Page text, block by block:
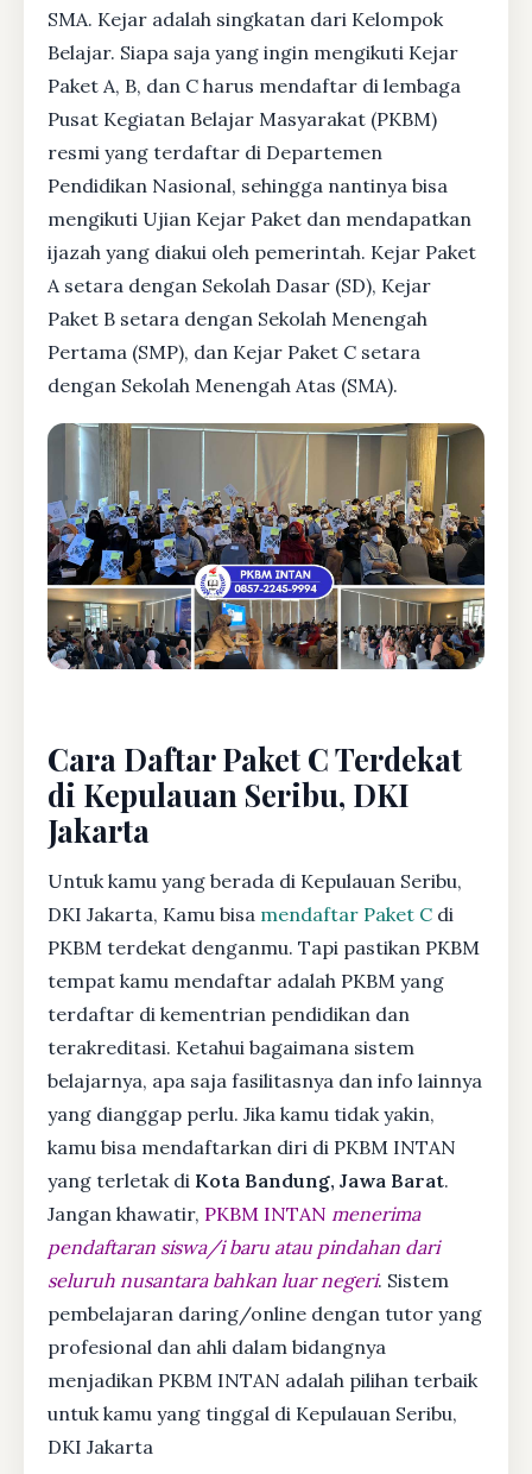
SMA. Kejar adalah singkatan dari Kelompok
Belajar. Siapa saja yang ingin mengikuti Kejar
Paket A, B, dan C harus mendaftar di lembaga
Pusat Kegiatan Belajar Masyarakat (PKBM)
resmi yang terdaftar di Departemen
Pendidikan Nasional, sehingga nantinya bisa
mengikuti Ujian Kejar Paket dan mendapatkan
ijazah yang diakui oleh pemerintah. Kejar Paket
A setara dengan Sekolah Dasar (SD), Kejar
Paket B setara dengan Sekolah Menengah
Pertama (SMP), dan Kejar Paket C setara
dengan Sekolah Menengah Atas (SMA).
Cara Daftar Paket C Terdekat
di Kepulauan Seribu, DKI
Jakarta
Untuk kamu yang berada di Kepulauan Seribu,
DKI Jakarta, Kamu bisa mendaftar Paket C di
PKBM terdekat denganmu. Tapi pastikan PKBM
tempat kamu mendaftar adalah PKBM yang
terdaftar di kementrian pendidikan dan
terakreditasi. Ketahui bagaimana sistem
belajarnya, apa saja fasilitasnya dan info lainnya
yang dianggap perlu. Jika kamu tidak yakin,
kamu bisa mendaftarkan diri di PKBM INTAN
yang terletak di Kota Bandung, Jawa Barat.
Jangan khawatir, PKBM INTAN menerima
pendaftaran siswa/i baru atau pindahan dari
seluruh nusantara bahkan luar negeri. Sistem
pembelajaran daring/online dengan tutor yang
profesional dan ahli dalam bidangnya
menjadikan PKBM INTAN adalah pilihan terbaik
untuk kamu yang tinggal di Kepulauan Seribu,
DKI Jakarta